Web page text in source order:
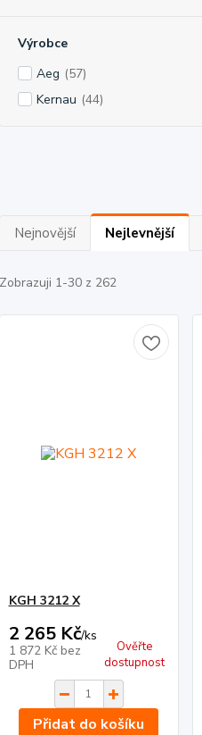
Výrobce
Aeg (57)
Kernau (44)
Nejnovější Nejlevnější
Zobrazuji 1-30 z 262
KGH 3212 X
2 265 Kč/ks
1 872 Kč bez
DPH
Ověřte
dostupnost
Přidat do košíku